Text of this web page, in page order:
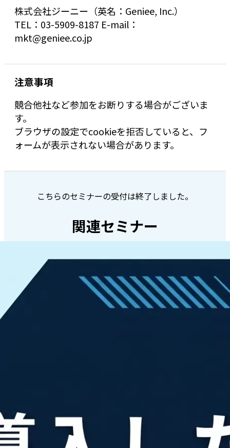
株式会社ジーニー（英名：Geniee, Inc.）
TEL：03-5909-8187 E-mail：
mkt@geniee.co.jp
注意事項
競合他社など参加をお断りする場合がございま
す。
ブラウザの設定でcookieを拒否していると、フ
ォームが表示されない場合があります。
こちらのセミナーの受付は終了しました。
関連セミナー